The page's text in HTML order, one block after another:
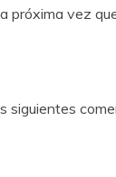
próxima vez
siguientes